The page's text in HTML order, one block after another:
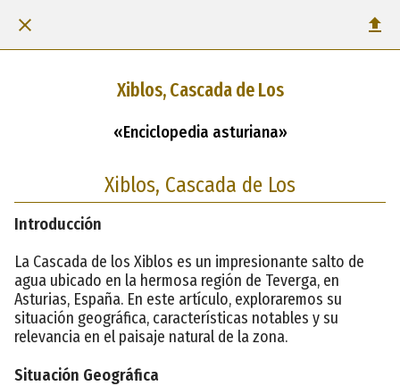
Xiblos, Cascada de Los
«Enciclopedia asturiana»
Xiblos, Cascada de Los
Introducción
La Cascada de los Xiblos es un impresionante salto de
agua ubicado en la hermosa región de Teverga, en
Asturias, España. En este artículo, exploraremos su
situación geográfica, características notables y su
relevancia en el paisaje natural de la zona.
Situación Geográfica